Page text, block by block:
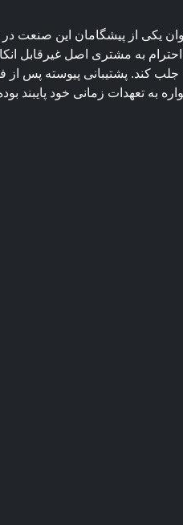
یکی از پیشگامان این صنعت
به مشتری اصل غیرقابل
کند. پشتیبانی پیوسته پس
به تعهدات زمانی خود پایبند